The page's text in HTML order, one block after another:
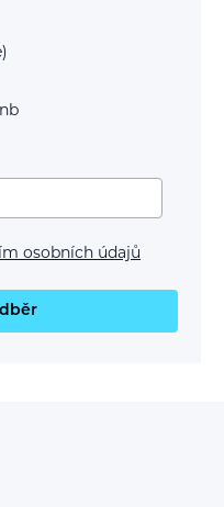
osobních údajů